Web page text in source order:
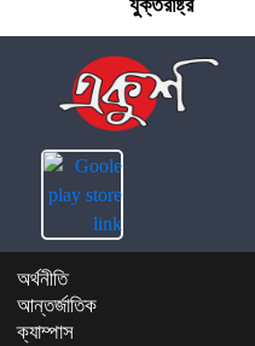
যুক্তরাষ্ট্র
অর্থনীতি
আন্তর্জাতিক
ক্যাম্পাস